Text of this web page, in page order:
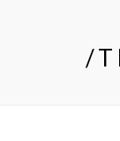
/